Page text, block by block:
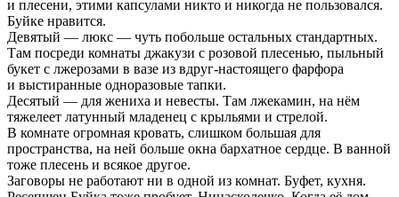
и плесени, этими капсулами никто и никогда не пользовался.
Буйке нравится.
Девятый — люкс — чуть побольше остальных стандартных.
Там посреди комнаты джакузи с розовой плесенью, пыльный
букет с лжерозами в вазе из вдруг-настоящего фарфора
и выстиранные одноразовые тапки.
Десятый — для жениха и невесты. Там лжекамин, на нём
тяжелеет латунный младенец с крыльями и стрелой.
В комнате огромная кровать, слишком большая для
пространства, на ней больше окна бархатное сердце. В ванной
тоже плесень и всякое другое.
Заговоры не работают ни в одной из комнат. Буфет, кухня.